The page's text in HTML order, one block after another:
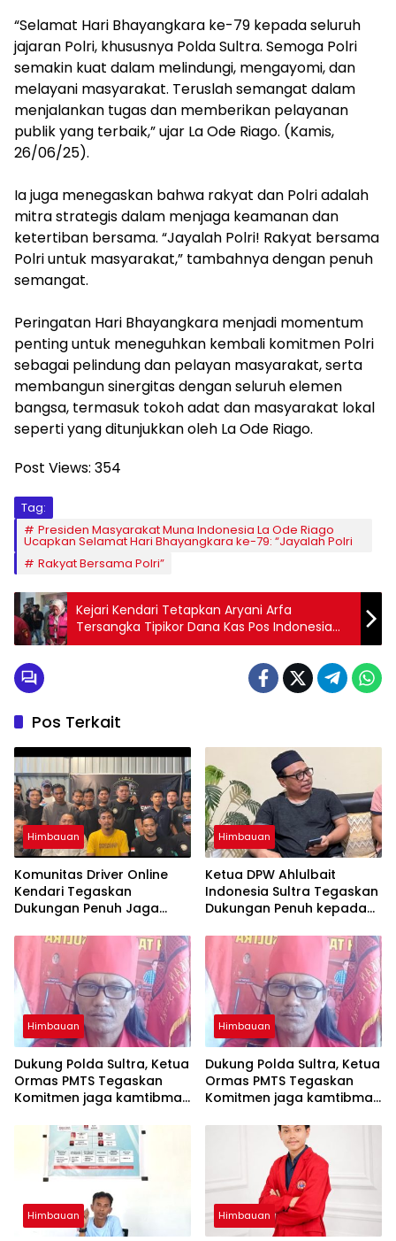
“Selamat Hari Bhayangkara ke-79 kepada seluruh
jajaran Polri, khususnya Polda Sultra. Semoga Polri
semakin kuat dalam melindungi, mengayomi, dan
melayani masyarakat. Teruslah semangat dalam
menjalankan tugas dan memberikan pelayanan
publik yang terbaik,” ujar La Ode Riago. (Kamis,
26/06/25).
Ia juga menegaskan bahwa rakyat dan Polri adalah
mitra strategis dalam menjaga keamanan dan
ketertiban bersama. “Jayalah Polri! Rakyat bersama
Polri untuk masyarakat,” tambahnya dengan penuh
semangat.
Peringatan Hari Bhayangkara menjadi momentum
penting untuk meneguhkan kembali komitmen Polri
sebagai pelindung dan pelayan masyarakat, serta
membangun sinergitas dengan seluruh elemen
bangsa, termasuk tokoh adat dan masyarakat lokal
seperti yang ditunjukkan oleh La Ode Riago.
Post Views: 354
Tag:
Presiden Masyarakat Muna Indonesia La Ode Riago
Ucapkan Selamat Hari Bhayangkara ke-79: “Jayalah Polri
Rakyat Bersama Polri”
Kejari Kendari Tetapkan Aryani Arfa
Tersangka Tipikor Dana Kas Pos Indonesia
2021–2024
Pos Terkait
Himbauan
Komunitas Driver Online
Kendari Tegaskan
Dukungan Penuh Jaga
Keselamatan Berlalu Lintas
Himbauan
Ketua DPW Ahlulbait
Indonesia Sultra Tegaskan
Dukungan Penuh kepada
Kamtibmas
Himbauan
Dukung Polda Sultra, Ketua
Ormas PMTS Tegaskan
Komitmen jaga kamtibmas
Himbauan
Dukung Polda Sultra, Ketua
Ormas PMTS Tegaskan
Komitmen jaga kamtibmas
Himbauan Himbauan